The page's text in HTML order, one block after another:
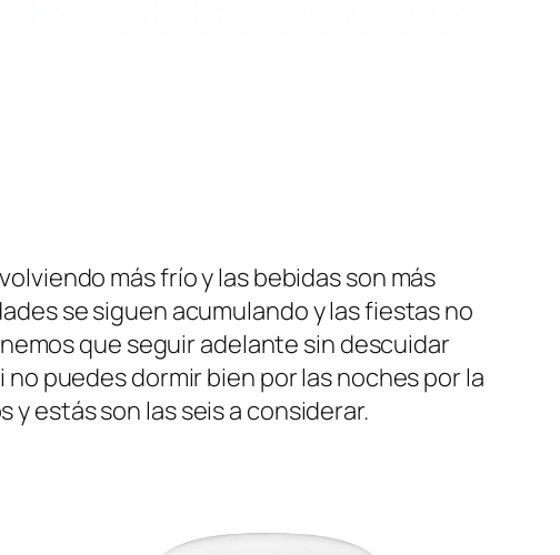
más frío y las bebidas son más
se siguen acumulando y las fiestas no
que seguir adelante sin descuidar
puedes dormir bien por las noches por la
estás son las seis a considerar.